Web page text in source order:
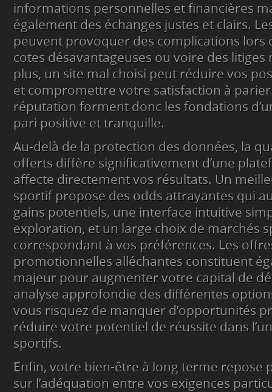
informations personnelles et financières
également des échanges justes et clairs.
peuvent provoquer des complications lors
cotes désavantageuses ou voire des litiges
plus, un site mal choisi peut réduire vos
et compromettre votre satisfaction à
réputation forment donc les fondations
pari positive et tranquille.
Au-delà de la protection des données, la
offerts diffère significativement d’une
affecte directement vos résultats. Un
sportif propose des odds attrayantes qui
gains potentiels, une interface intuitive
exploration, et un large choix de marchés
correspondant à vos préférences. Les
promotionnelles alléchantes constituent
majeur pour augmenter votre capital de
analyse approfondie des différentes
vous risquez de manquer d’opportunités
réduire votre potentiel de réussite dans
sportifs.
Enfin, votre bien-être à long terme repose
sur l’adéquation entre vos exigences